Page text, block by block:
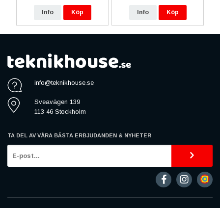
Info Köp Info Köp
info@teknikhouse.se
Sveavägen 139
113 46 Stockholm
TA DEL AV VÅRA BÄSTA ERBJUDANDEN & NYHETER